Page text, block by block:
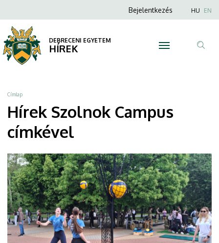
Campus
|
DEBRECENI
EGYETEM
a
tartalomra
Anonim
menüje
Bejelentkezés HU EN
DEBRECENI EGYETEM
HÍREK
Morzsa
Címlap
Hírek Szolnok Campus
címkével